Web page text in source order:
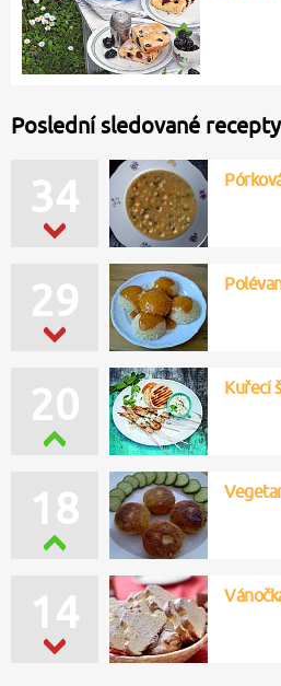
Poslední sledované recepty
34
29
20 Kuřecí
18
14